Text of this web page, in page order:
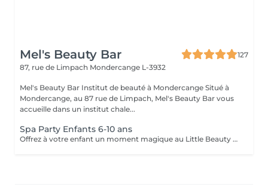
Mel's Beauty Bar
127
87, rue de Limpach Mondercange L-3932
Mel's Beauty Bar Institut de beauté à Mondercange Situé à
Mondercange, au 87 rue de Limpach, Mel's Beauty Bar vous
accueille dans un institut chale...
Spa Party Enfants 6-10 ans
Offrez à votre enfant un moment magique au Little Beauty Bar by Mel's Beauty Bar Une expérience spa spécialement conçue pour les enfants de 6 à 10 ans, dans une ambiance douce, ludique et cocooning Pendant cette Spa Party, les enfants profitent de plusieurs petites prestations beauté adaptées à leur âge, comme : Mini manucure Soin visage doux et naturel Moment détente / massage léger Activités créatives beauté Le tout dans une ambiance festive avec musique, rires et souvenirs inoubliables Parfait pour un anniversaire ou un moment entre copines. Informations importantes Spa Party enfants Groupe limité à maximum 8 enfants. La réservation est confirmée uniquement après un acompte de 50 €. L'acompte n'est pas remboursable en cas d'annulation. Merci de nous prévenir au moins 24h à l'avance en cas de modification du nombre d'enfants. Un parent accompagnateur doit être présent pendant toute la durée de l'événement. Une fiche d'autorisation (vernis / soins) et une fiche allergies devront être remplies et signées à l'arrivée pour chaque enfant. Merci d'arriver à l'heure afin que l'activité puisse se dérouler dans les meilleures conditions. Options supplémentaires : Les options décoration (ballons, arche, gâteau, etc.) doivent être réservées au minimum 1 mois à l'avance. Ces options sont facturées en supplément selon la demande. Nous nous réjouissons d'accueillir votre enfant pour un moment magique au Little Beauty Bar by Mel's Beauty Bar p